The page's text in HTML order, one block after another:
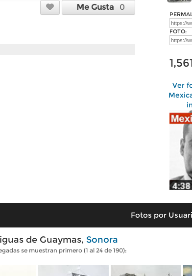
Me Gusta 0
FOTO:
Ver
Fotos por
de Guaymas, Sonora
se muestran primero (1 al 24 de 190):